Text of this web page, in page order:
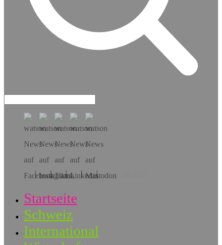
Hol dir die App!
Startseite
Schweiz
International